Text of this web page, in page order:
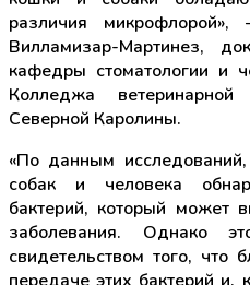
различия
Вилламизар-Мартинез,
кафедры стоматологии и
Колледжа
Северной Каролины.
«По данным
собак и человека
бактерий, который может
заболевания. Однако
свидетельством того, что
передаче этих бактерий и,